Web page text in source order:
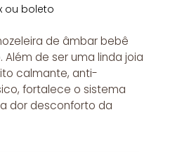
ou boleto
de âmbar bebê
de ser uma linda joia
calmante, anti-
fortalece o sistema
dor desconforto da